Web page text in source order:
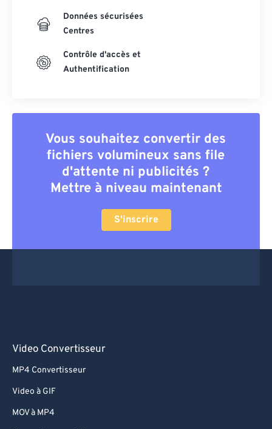
Données sécurisées
Centres
Contrôle d'accès et
Authentification
Vous souhaitez convertir des
fichiers volumineux sans file
d'attente ni publicités ?
Mettre à niveau maintenant
S'inscrire
Video Convertisseur
MP4 Convertisseur
Video à GIF
MOV à MP4